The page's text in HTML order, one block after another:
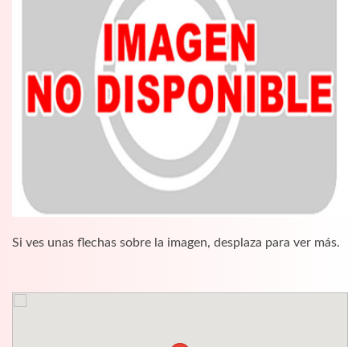
Si ves unas flechas sobre la imagen, desplaza para ver más.